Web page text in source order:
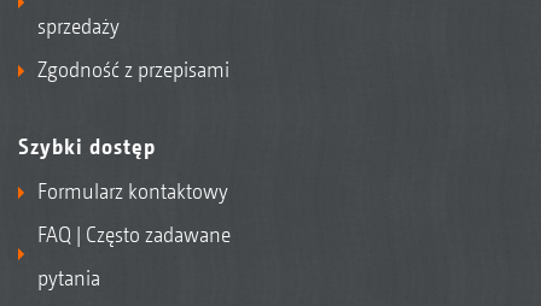
sprzedaży
Zgodność z przepisami
Szybki dostęp
Formularz kontaktowy
FAQ | Często zadawane
pytania